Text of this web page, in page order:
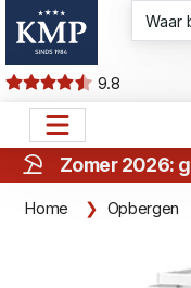
9.8
Zomer 2026:
Home Opbergen